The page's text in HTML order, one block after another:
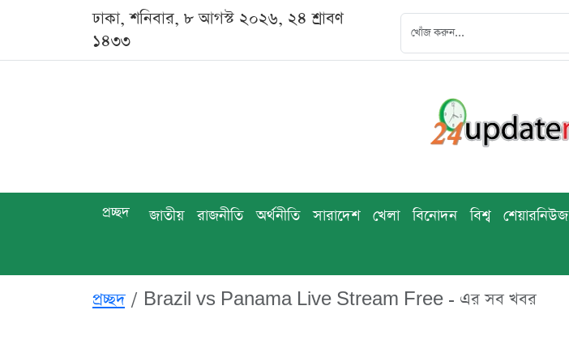
ঢাকা, শনিবার, ৮ আগস্ট ২০২৬, ২৪ শ্রাবণ
১৪৩৩
প্রচ্ছদ জাতীয় রাজনীতি অর্থনীতি সারাদেশ খেলা বিনোদন বিশ্ব শেয়ারনিউজ
প্রচ্ছদ Brazil vs Panama Live Stream Free - এর সব খবর